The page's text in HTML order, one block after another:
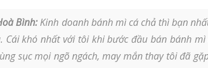
Bình:Kinh doanh bánh mì cá chả thì bạn
khó nhất với tôi khi bước đầu bán bánh
sục mọi ngõ ngách, may mắn thay tôi đã